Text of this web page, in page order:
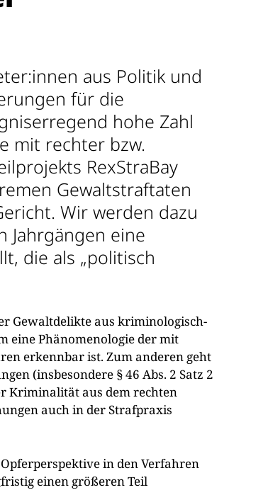
aus Politik und
für die
hohe Zahl
mit rechter bzw.
RexStraBay
Gewaltstraftaten
Wir werden dazu
Jahrgängen eine
die als „politisch
Gewaltdelikte aus kriminologisch-
eine Phänomenologie der mit
erkennbar ist. Zum anderen geht
(insbesondere § 46 Abs. 2 Satz 2
Kriminalität aus dem rechten
auch in der Strafpraxis
in den Verfahren
einen größeren Teil